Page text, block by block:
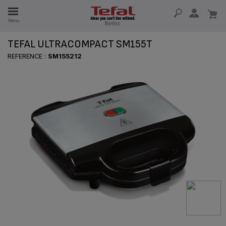
Menu
I 15 ÅR
TEFAL ULTRACOMPACT SM155T
REFERENCE : SM155212